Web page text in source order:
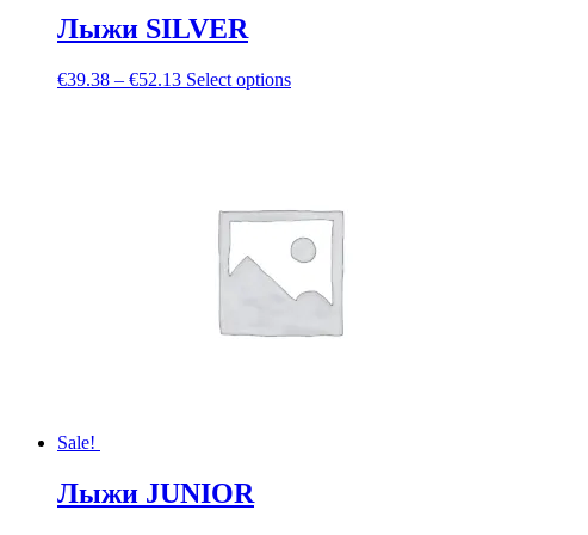
Лыжи SILVER
€39.38 – €52.13 Select options
Sale!
Лыжи JUNIOR